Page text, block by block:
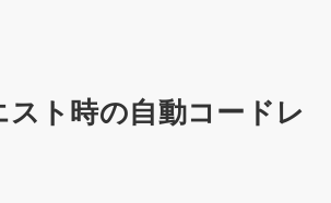
スト時の自動コードレ